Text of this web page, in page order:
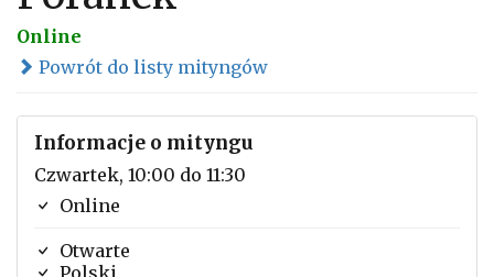
Online
Powrót do listy mityngów
Informacje o mityngu
Czwartek, 10:00 do 11:30
Online
Otwarte
Polski